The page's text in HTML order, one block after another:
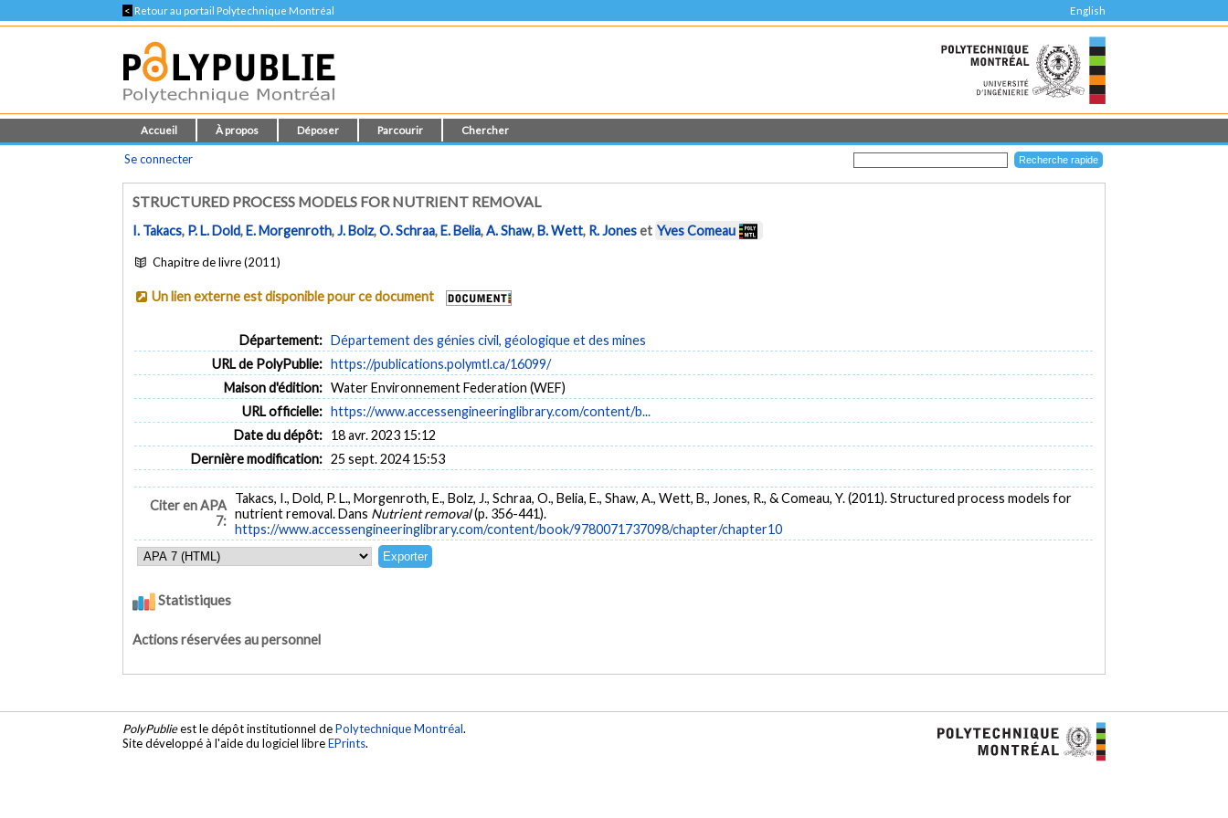
< Retour au portail Polytechnique Montréal English
Accueil À propos Déposer Parcourir Chercher
Se connecter
STRUCTURED PROCESS MODELS FOR NUTRIENT REMOVAL
I. Takacs, P. L. Dold,E. Morgenroth,J. Bolz,O. Schraa,E. Belia,A. Shaw,B. Wett, R. Joneset Yves Comeau
Chapitre de livre (2011)
Un lien externe est disponible pour ce document
Département: Département des génies civil, géologique et des mines
URL de PolyPublie: https://publications.polymtl.ca/16099/
Maison d'édition: Water Environnement Federation (WEF)
URL officielle: https://www.accessengineeringlibrary.com/content/b...
Date du dépôt: 18 avr. 2023 15:12
Dernière modification: 25 sept. 2024 15:53
Citer en APA
7:
Takacs, I., Dold, P. L., Morgenroth, E., Bolz, J., Schraa, O., Belia, E., Shaw, A., Wett, B., Jones, R., & Comeau, Y. (2011). Structured process models for
nutrient removal. Dans Nutrient removal(p. 356-441).
https://www.accessengineeringlibrary.com/content/book/9780071737098/chapter/chapter10
Statistiques
Actions réservées au personnel
PolyPublieest le dépôt institutionnel dePolytechnique Montréal.
Site développé à l'aide du logiciel libreEPrints.